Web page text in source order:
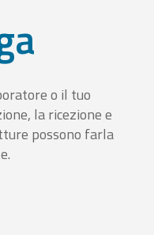
o il tuo
la ricezione e
possono farla